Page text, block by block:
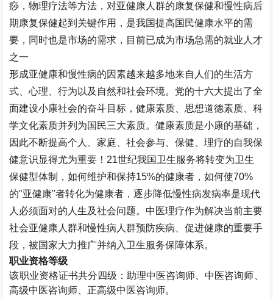
痧，物理疗法等方法，对亚健康人群的康复保健和慢性病后
期康复保健起到关键作用，是我国提高国民健康水平的需
要，同时也是市场的需求，目前已成为市场急需的就业人才
之一
形成亚健康和慢性病的因素越来越多地来自人们的生活方
式、心理、行为以及自然和社会环境。党的十六大提出了全
面建设小康社会的奋斗目标，健康素质、思想道德素质、科
学文化素质并列为国民三大素质。健康素质是小康的基础，
因此不断提高个人、家庭、社会参与、保健、理疗的自我保
健意识显得尤为重要！21世纪我国卫生服务将转变为卫生
保健型体制，如何维护和保持15%的健康者，如何使70%
的"亚健康"者转化为健康者，逐步降低慢性病发病率是现代
人必须面对的人生及社会问题。中医理疗作为解决当前主要
社会亚健康人群和慢性病人群预防疾病、促进健康的重要手
段，被国家大力推广并纳入卫生服务保障体系。
职业资格等级
该职业资格证书共分四级：助理中医咨询师 、中医咨询师
高级中医咨询师 、正高级中医咨询师。